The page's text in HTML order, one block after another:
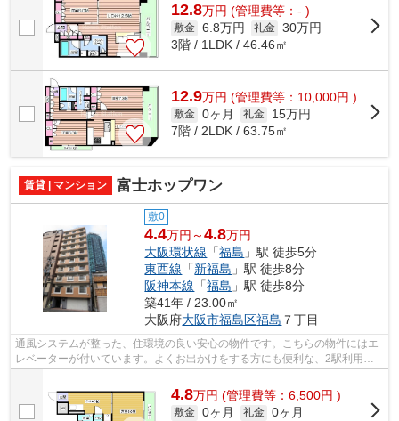
12.8万円 (管理費等：- )
敷金 6.8万円 礼金 30万円
3階 / 1LDK / 46.46㎡
12.9万円 (管理費等：10,000円 )
敷金 0ヶ月 礼金
15万円
7階 / 2LDK / 63.75㎡
賃貸 | マンション 富士ホップワン
敷0
4.4万円～4.8万円
大阪環状線 「福島 」駅 徒歩5分
東西線 「新福島 」駅 徒歩8分
阪神本線 「福島 」駅 徒歩8分
築41年 / 23.00㎡
大阪府大阪市福島区福島 ７丁目
通風システムが整った、住環境の良い安心の物件です。こちらの物件にはエ
レベーターが付いています。よくお出かけをする方にも便利な、2駅利用可
能な物件です。初期費用をカードでお支...
4.8万円 (管理費等：6,500円 )
敷金 0ヶ月 礼金 0ヶ月